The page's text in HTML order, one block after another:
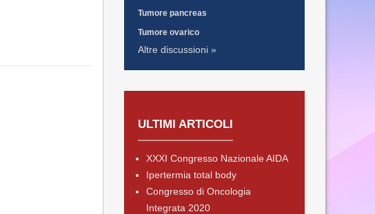
Tumore pancreas
Tumore ovarico
Altre discussioni »
ULTIMI ARTICOLI
XXXI Congresso Nazionale AIDA
Ipertermia total body
Congresso di Oncologia
Integrata 2020